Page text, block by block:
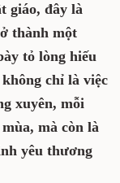
giáo, đây là
thành một
tỏ lòng hiếu
chỉ là việc
xuyên, mỗi
mà còn là
yêu thương